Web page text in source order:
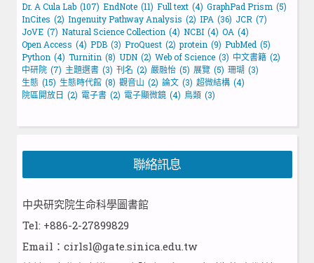
Dr. A Cula Lab (107) EndNote (11) Full text (4) GraphPad Prism (5)
InCites (2) Ingenuity Pathway Analysis (2) IPA (36) JCR (7)
JoVE (7) Natural Science Collection (4) NCBI (4) OA (4)
Open Access (4) PDB (3) ProQuest (2) protein (9) PubMed (5)
Python (4) Turnitin (8) UDN (2) Web of Science (3) 中文書籍 (2)
中研院 (7) 主題選書 (3) 刊名 (2) 嚴融怡 (5) 展覽 (5) 珊瑚 (3)
生態 (15) 生態時代館 (8) 觀音山 (2) 論文 (3) 超微結構 (4)
院區開放日 (2) 電子書 (2) 電子顯微鏡 (4) 鳥類 (3)
聯絡訊息
中央研究院生命科學圖書館
Tel: +886-2-27899829
Email：cirlsl@gate.sinica.edu.tw